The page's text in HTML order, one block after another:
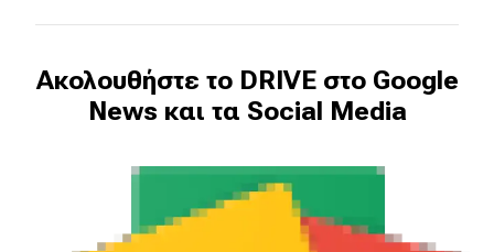
Ακολουθήστε το DRIVE στο Google
News και τα Social Media